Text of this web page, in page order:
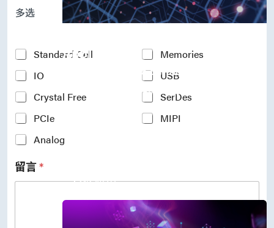
Applications
M31’s vision is to be the most
trustworthy IP company in the
semiconductor industry.
存储应用
P
c
e
s
s
N
o
d
e
*
多选
Y
o
u
r
I
n
t
e
r
e
s
t
Standard Cell
Memories
IO
USB
Crystal Free
SerDes
PCIe
MIPI
Analog
留言*